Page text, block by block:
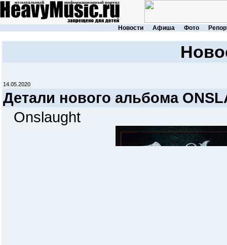
Новости Афиша Фото
14.05.2020
Детали нового альбома
Onslaught